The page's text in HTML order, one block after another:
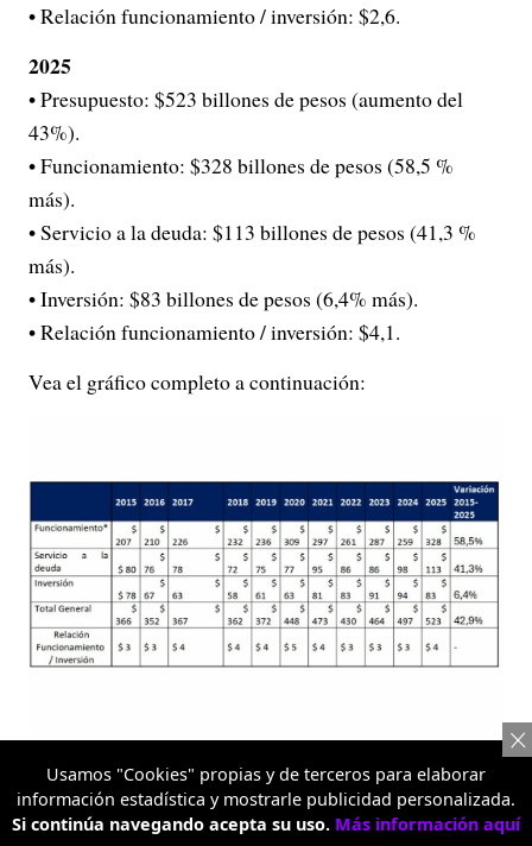
• Relación funcionamiento / inversión: $2,6.
2025
• Presupuesto: $523 billones de pesos (aumento del
43%).
• Funcionamiento: $328 billones de pesos (58,5 %
más).
• Servicio a la deuda: $113 billones de pesos (41,3 %
más).
• Inversión: $83 billones de pesos (6,4% más).
• Relación funcionamiento / inversión: $4,1.
Vea el gráfico completo a continuación:
Comportamiento histórico de la composición del gasto
del Gobierno nacional / FND
El artículo continúa abajo
Usamos "Cookies" propias y de terceros para elaborar
información estadística y mostrarle publicidad personalizada.
Si continúa navegando acepta su uso. Más información aquí